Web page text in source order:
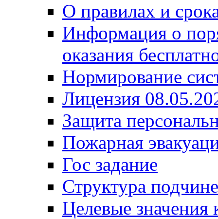
О правилах и
Информация о
оказания
Нормирование
Лицензия
Защита
Пожарная
Гос задание
Структура
Целевые значения